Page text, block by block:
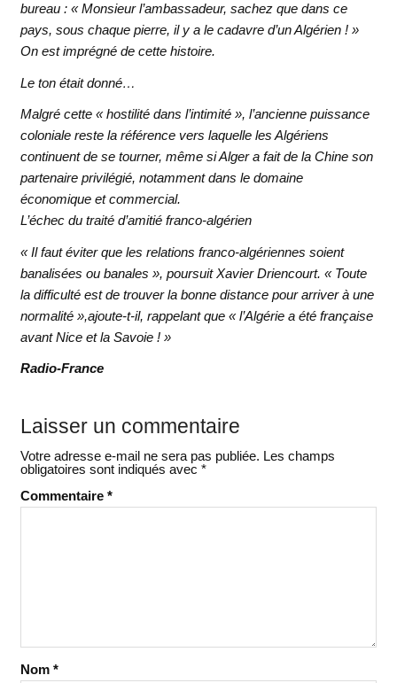
bureau : « Monsieur l’ambassadeur, sachez que dans ce
pays, sous chaque pierre, il y a le cadavre d’un Algérien ! »
On est imprégné de cette histoire.
Le ton était donné…
Malgré cette « hostilité dans l’intimité », l’ancienne puissance
coloniale reste la référence vers laquelle les Algériens
continuent de se tourner, même si Alger a fait de la Chine son
partenaire privilégié, notamment dans le domaine
économique et commercial.
L’échec du traité d’amitié franco-algérien
« Il faut éviter que les relations franco-algériennes soient
banalisées ou banales », poursuit Xavier Driencourt. « Toute
la difficulté est de trouver la bonne distance pour arriver à une
normalité »,ajoute-t-il, rappelant que « l’Algérie a été française
avant Nice et la Savoie ! »
Radio-France
Laisser un commentaire
Votre adresse e-mail ne sera pas publiée. Les champs
obligatoires sont indiqués avec *
Commentaire *
Nom *